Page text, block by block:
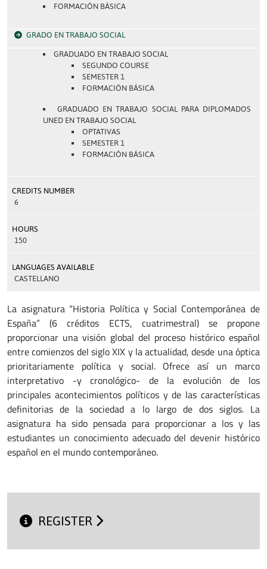
FORMACIÓN BÁSICA
GRADO EN TRABAJO SOCIAL
GRADUADO EN TRABAJO SOCIAL
SEGUNDO COURSE
SEMESTER 1
FORMACIÓN BÁSICA
GRADUADO EN TRABAJO SOCIAL PARA DIPLOMADOS
UNED EN TRABAJO SOCIAL
OPTATIVAS
SEMESTER 1
FORMACIÓN BÁSICA
CREDITS NUMBER
6
HOURS
150
LANGUAGES AVAILABLE
CASTELLANO
La asignatura “Historia Política y Social Contemporánea de
España” (6 créditos ECTS, cuatrimestral) se propone
proporcionar una visión global del proceso histórico español
entre comienzos del siglo XIX y la actualidad, desde una óptica
prioritariamente política y social. Ofrece así un marco
interpretativo -y cronológico- de la evolución de los
principales acontecimientos políticos y de las características
definitorias de la sociedad a lo largo de dos siglos. La
asignatura ha sido pensada para proporcionar a los y las
estudiantes un conocimiento adecuado del devenir histórico
español en el mundo contemporáneo.
REGISTER